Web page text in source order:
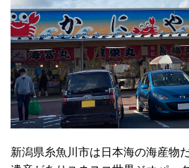
新潟県糸魚川市は日本海の海産物